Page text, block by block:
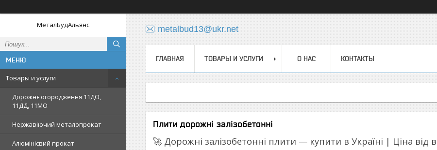
МеталБудАльянс
Товары и услуги
Дорожнє огородження 11ДО,
11ДД, 11МО
Нержавіючий металопрокат
Алюмінієвий прокат
metalbud13@ukr.net
ГЛАВНАЯ ТОВАРЫ И УСЛУГИ О НАС КОНТАКТЫ
Плити дорожні залізобетонні
🚀 Дорожні залізобетонні плити — купити в Україні | Ціна